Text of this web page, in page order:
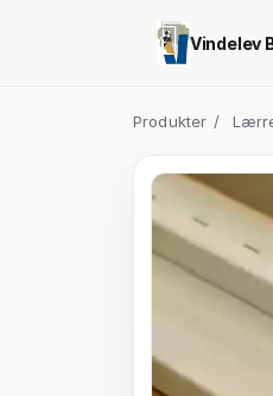
Vindelev
Produkter /